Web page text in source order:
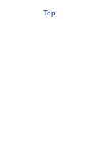
Top